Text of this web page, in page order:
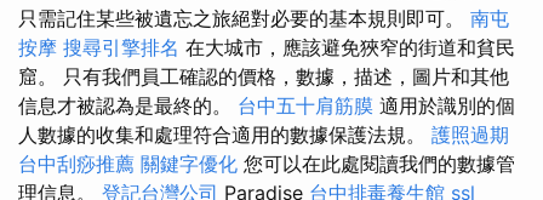
只需記住某些被遺忘之旅絕對必要的基本規則即可。 南屯
按摩 搜尋引擎排名 在大城市，應該避免狹窄的街道和貧民
窟。 只有我們員工確認的價格，數據，描述，圖片和其他
信息才被認為是最終的。 台中五十肩筋膜 適用於識別的個
人數據的收集和處理符合適用的數據保護法規。 護照過期
台中刮痧推薦 關鍵字優化 您可以在此處閱讀我們的數據管
理信息。 登記台灣公司 Paradise 台中排毒養生館 ssl